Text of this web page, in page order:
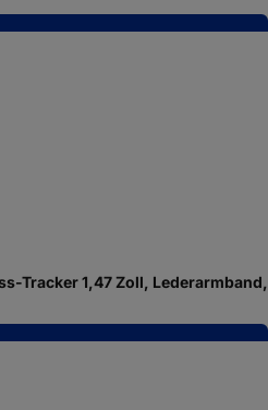
Tracker 1,47 Zoll, Lederarmband,